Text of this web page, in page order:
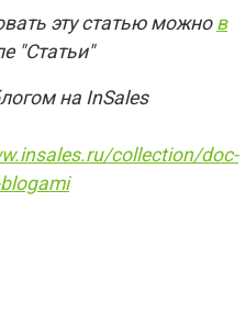
эту статью можно в
"Статьи"
на InSales
collection/doc-